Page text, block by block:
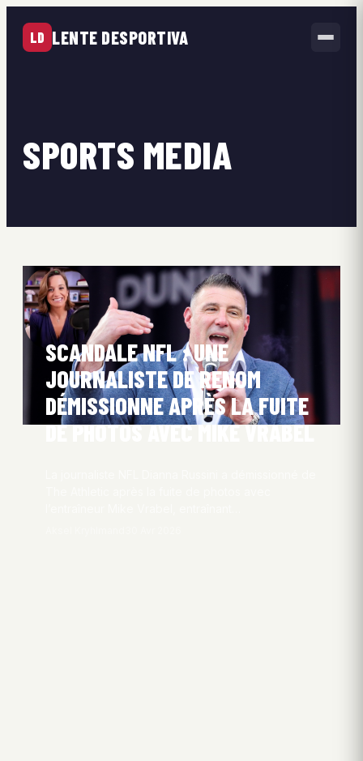
LD LENTE DESPORTIVA
SPORTS MEDIA
SCANDALE NFL : UNE
JOURNALISTE DE RENOM
DÉMISSIONNE APRÈS LA FUITE
DE PHOTOS AVEC MIKE VRABEL